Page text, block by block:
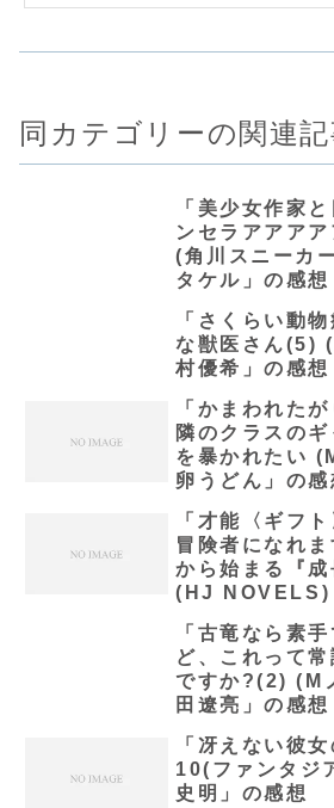
同カテゴリーの関連記
「美少女作家
ンセラアアア
(角川スニーカ
タケル」の感想
「さくらい動
な獣医さん(5)
村優希」の感想
「かまわれた
隣のクラスの
を暴かれたい
卵うどん」の感
「才能〈ギフ
冒険者になれ
から始まる『
(HJ NOVELS)
「古竜なら素
ど、これって
ですか?(2) (M
田遼亮」の感想
「冴えない彼
10(ファンタジ
史明」の感想